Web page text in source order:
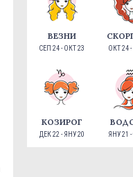
ВЕЗНИ
СЕП 24 - ОКТ 23 ОКТ 24
КОЗИРОГ
ДЕК 22 - ЯНУ 20 ЯНУ 21